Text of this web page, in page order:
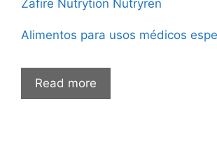
Zafire Nutrytion Nutryren
Alimentos para usos médicos
Read more